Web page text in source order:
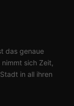
das genaue
nimmt sich Zeit,
in all ihren